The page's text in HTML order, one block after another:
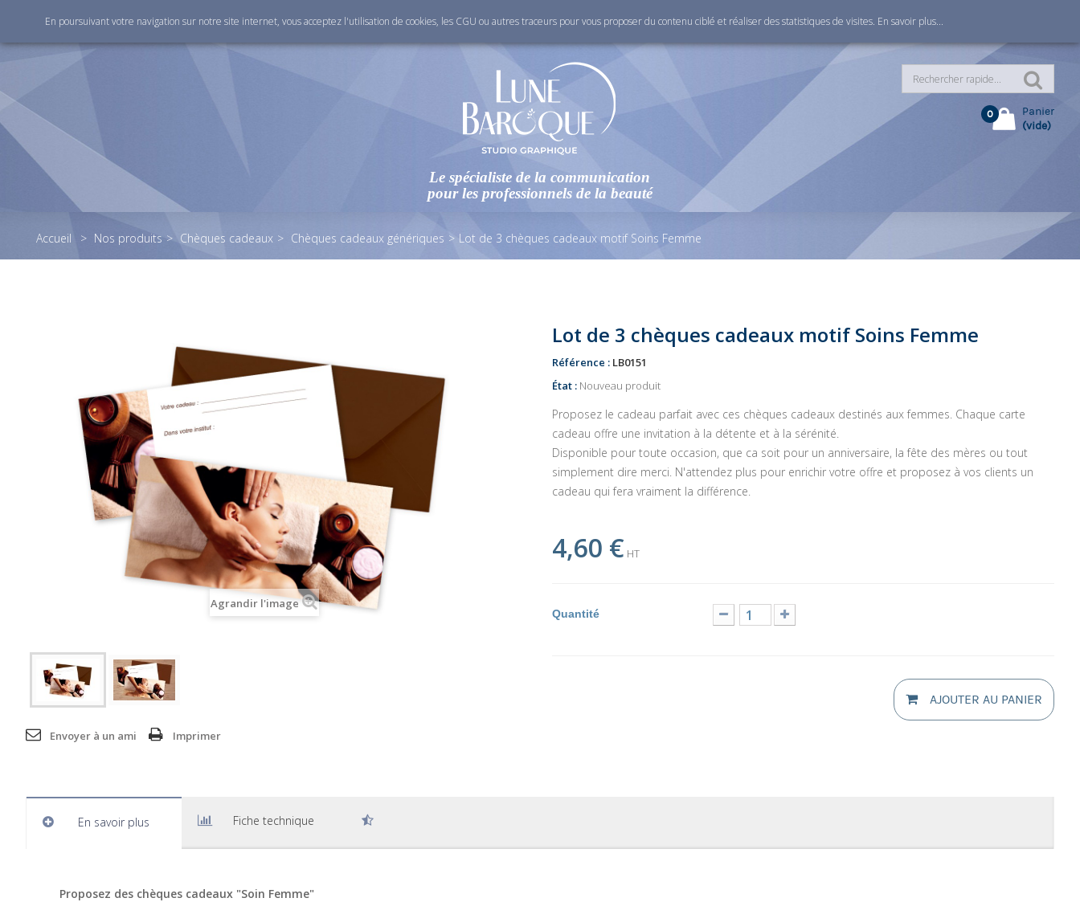
Le spécialiste de la communication
pour les professionnels de la beauté
Panier
0
(vide)
Accueil > Nos produits > Chèques cadeaux > Chèques cadeaux génériques > Lot de 3 chèques cadeaux motif Soins Femme
Agrandir l'image
Envoyer à un ami Imprimer
Lot de 3 chèques cadeaux motif Soins Femme
Référence : LB0151
État : Nouveau produit
Proposez le cadeau parfait avec ces chèques cadeaux destinés aux femmes. Chaque carte
cadeau offre une invitation à la détente et à la sérénité.
Disponible pour toute occasion, que ca soit pour un anniversaire, la fête des mères ou tout
simplement dire merci. N'attendez plus pour enrichir votre offre et proposez à vos clients un
cadeau qui fera vraiment la différence.
4,60 € HT
Quantité
AJOUTER AU PANIER
En savoir plus Fiche technique
Proposez des chèques cadeaux "Soin Femme"
En poursuivant votre navigation sur notre site internet, vous acceptez l'utilisation de cookies, les CGU ou autres traceurs pour vous proposer du contenu ciblé et réaliser des statistiques de visites. En savoir plus...